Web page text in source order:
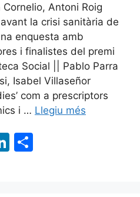
Antoni Roig
la crisi sanitària de
enquesta amb
i finalistes del premi
Social || Pablo Parra
Isabel Villaseñor
com a prescriptors
i … Llegiu més
Li